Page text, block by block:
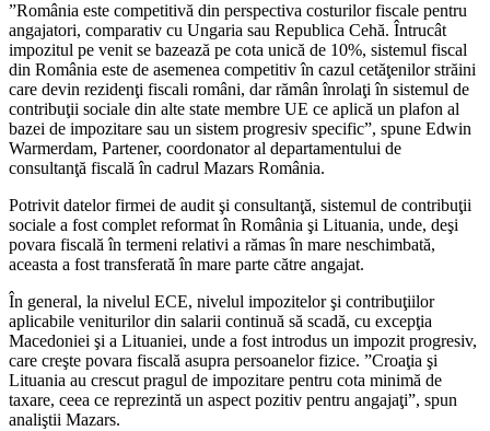
”România este competitivă din perspectiva costurilor fiscale pentru
angajatori, comparativ cu Ungaria sau Republica Cehă. Întrucât
impozitul pe venit se bazează pe cota unică de 10%, sistemul fiscal
din România este de asemenea competitiv în cazul cetăţenilor străini
care devin rezidenţi fiscali români, dar rămân înrolaţi în sistemul de
contribuţii sociale din alte state membre UE ce aplică un plafon al
bazei de impozitare sau un sistem progresiv specific”, spune Edwin
Warmerdam, Partener, coordonator al departamentului de
consultanţă fiscală în cadrul Mazars România.
Potrivit datelor firmei de audit şi consultanţă, sistemul de contribuţii
sociale a fost complet reformat în România şi Lituania, unde, deşi
povara fiscală în termeni relativi a rămas în mare neschimbată,
aceasta a fost transferată în mare parte către angajat.
În general, la nivelul ECE, nivelul impozitelor şi contribuţiilor
aplicabile veniturilor din salarii continuă să scadă, cu excepţia
Macedoniei şi a Lituaniei, unde a fost introdus un impozit progresiv,
care creşte povara fiscală asupra persoanelor fizice. ”Croaţia şi
Lituania au crescut pragul de impozitare pentru cota minimă de
taxare, ceea ce reprezintă un aspect pozitiv pentru angajaţi”, spun
analiştii Mazars.